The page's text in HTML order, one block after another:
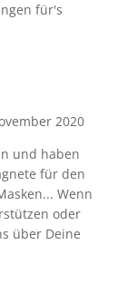
für's
2020
und haben
für den
Wenn
oder
über Deine